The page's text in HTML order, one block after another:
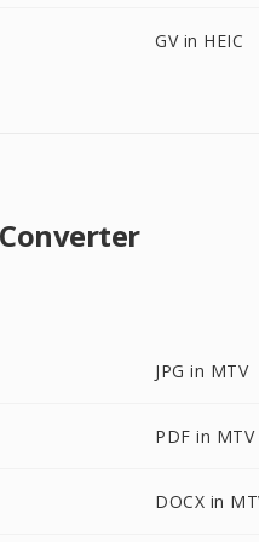
GV in HEIC
JPG in MTV
PDF in MTV
DOCX in